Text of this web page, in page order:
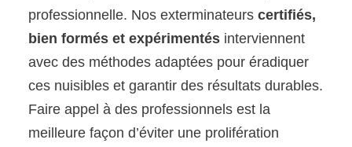
professionnelle. Nos exterminateurscertifiés,
bien formés et expérimentés interviennent
avec des méthodes adaptées pour éradiquer
ces nuisibles et garantir des résultats durables.
Faire appel à des professionnels est la
meilleure façon d’éviter une prolifération